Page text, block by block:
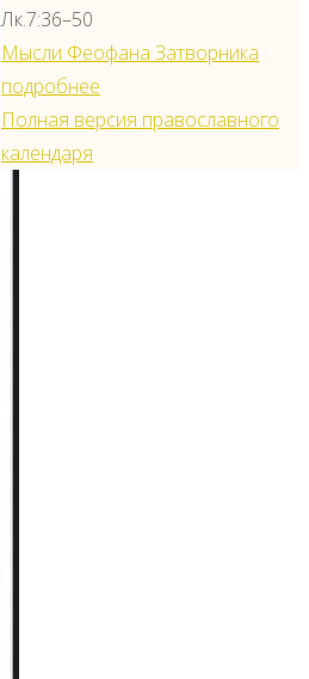
Лк.7:36–50
Мысли Феофана Затворника
подробнее
Полная версия православного
календаря